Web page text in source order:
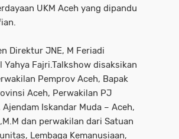
UKM Aceh yang dipandu
Direktur JNE, M Feriadi
Fajri.Talkshow disaksikan
Pemprov Aceh, Bapak
Aceh, Perwakilan PJ
Iskandar Muda – Aceh,
dan perwakilan dari Satuan
Lembaga Kemanusiaan,